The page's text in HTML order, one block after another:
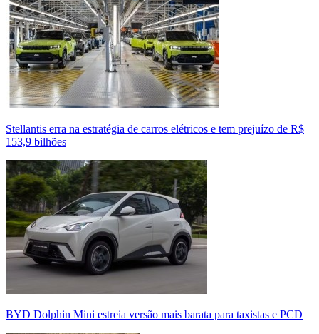
Stellantis erra na estratégia de carros elétricos e tem prejuízo de R$
153,9 bilhões
BYD Dolphin Mini estreia versão mais barata para taxistas e PCD